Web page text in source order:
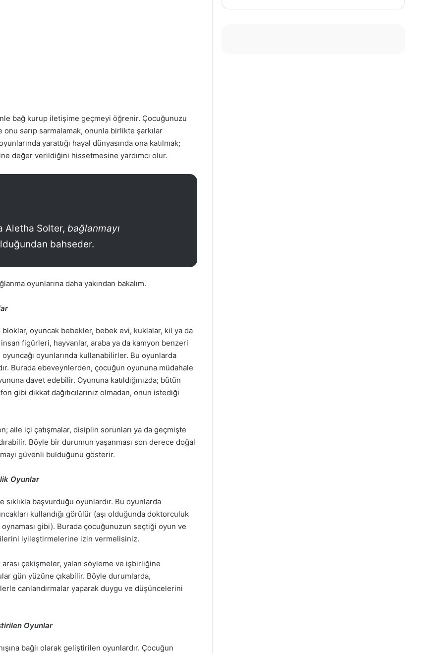
bağ kurup iletişime geçmeyi öğrenir. Çocuğunuzu
sarıp sarmalamak, onunla birlikte şarkılar
yarattığı hayal dünyasında ona katılmak;
değer verildiğini hissetmesine yardımcı olur.
Aletha Solter, bağlanmayı
bahseder.
oyunlarına daha yakından bakalım.
oyuncak bebekler, bebek evi, kuklalar, kil ya da
figürleri, hayvanlar, araba ya da kamyon benzeri
oyuncağı oyunlarında kullanabilirler. Bu oyunlarda
Burada ebeveynlerden, çocuğun oyununa müdahale
davet edebilir. Oyununa katıldığınızda; bütün
gibi dikkat dağıtıcılarınız olmadan, onun istediği
aile içi çatışmalar, disiplin sorunları ya da geçmişte
Böyle bir durumun yaşanması son derece doğal
güvenli bulduğunu gösterir.
Oyunlar
sıklıkla başvurduğu oyunlardır. Bu oyunlarda
kullandığı görülür (aşı olduğunda doktorculuk
gibi). Burada çocuğunuzun seçtiği oyun ve
iyileştirmelerine izin vermelisiniz.
çekişmeler, yalan söyleme ve işbirliğine
gün yüzüne çıkabilir. Böyle durumlarda,
canlandırmalar yaparak duygu ve düşüncelerini
Oyunlar
bağlı olarak geliştirilen oyunlardır. Çocuğun